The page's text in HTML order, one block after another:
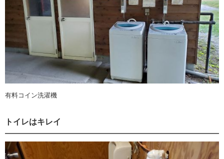
有料コイン洗濯機
トイレはキレイ